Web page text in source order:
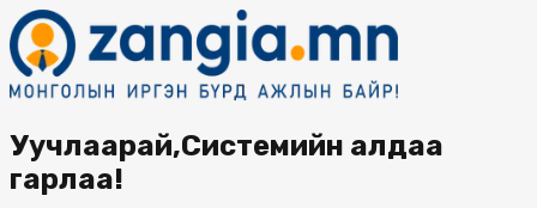
Уучлаарай,Системийн алдаа
гарлаа!